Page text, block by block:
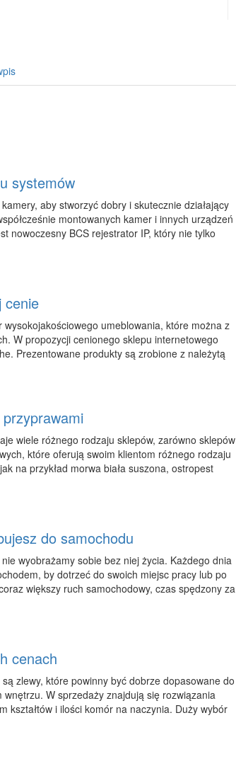
systemów
aby stworzyć dobry i skutecznie działający
montowanych kamer i innych urządzeń
nowoczesny BCS rejestrator IP, który nie tylko
cenie
umeblowania, które można z
W propozycji cenionego sklepu internetowego
Prezentowane produkty są zrobione z należytą
wiele różnego rodzaju sklepów, zarówno sklepów
które oferują swoim klientom różnego rodzaju
na przykład morwa biała suszona, ostropest
do samochodu
wyobrażamy sobie bez niej życia. Każdego dnia
by dotrzeć do swoich miejsc pracy lub po
większy ruch samochodowy, czas spędzony za
cenach
zlewy, które powinny być dobrze dopasowane do
W sprzedaży znajdują się rozwiązania
kształtów i ilości komór na naczynia. Duży wybór